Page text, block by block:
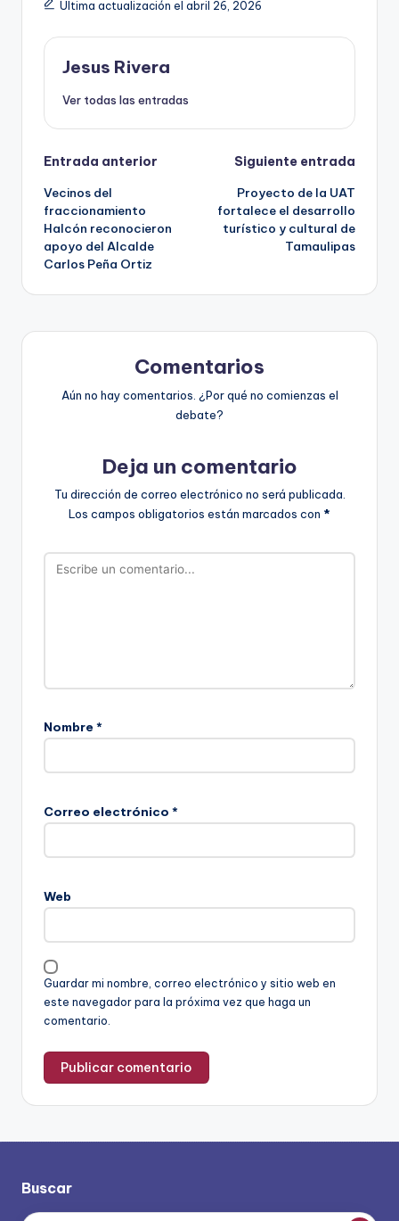
Última actualización el abril 26, 2026
Jesus Rivera
Ver todas las entradas
Navegación
de
entradas
Entrada anterior
Vecinos del
fraccionamiento
Halcón reconocieron
apoyo del Alcalde
Carlos Peña Ortiz
Siguiente entrada
Proyecto de la UAT
fortalece el desarrollo
turístico y cultural de
Tamaulipas
Comentarios
Aún no hay comentarios. ¿Por qué no comienzas el
debate?
Deja un comentario
Tu dirección de correo electrónico no será publicada.
Los campos obligatorios están marcados con *
Nombre *
Correo electrónico *
Web
Guardar mi nombre, correo electrónico y sitio web en
este navegador para la próxima vez que haga un
comentario.
Buscar